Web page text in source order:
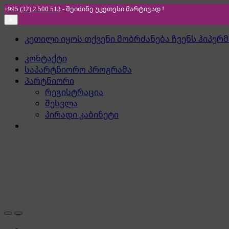
+995 (32) 2 500 513 - შეიძინე უკეთესიმარტივად !
Skip
navigation
Skip
content
კეთილი იყოს თქვენი მობრძანება ჩვენს
კონტაქტი
საპარტნიორო პროგრამა
პარტნიორი
რეგისტრაცია
შესვლა
პირადი კაბინეტი